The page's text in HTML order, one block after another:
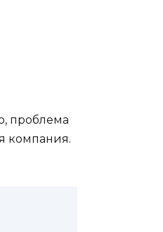
проблема
компания.